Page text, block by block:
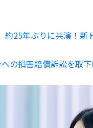
約25年ぶりに共演！
の損害賠償訴訟を取